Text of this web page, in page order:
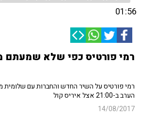
01:56
רמי פורטיס כפי שלא שמעתם
רמי פורטיס על השיר החדש והחברות עם שלומית
הערב ב-21:00 אצל איריס קול
14/08/2017